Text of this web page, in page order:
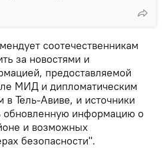
соотечественникам
за новостями и
предоставляемой
МИД и дипломатическим
в Тель-Авиве, и источники
обновленную информацию о
и возможных
безопасности".